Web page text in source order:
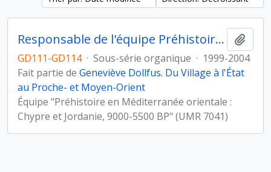
Responsable de l'équipe Préhistoire en Méditerranée orientale (UMR 7041, Archéologies et Sciences de l'Antiquité)
GD111-GD114 · Sous-série organique · 1999-2004
Fait partie de Geneviève Dollfus. Du Village à l'État
au Proche- et Moyen-Orient
Équipe "Préhistoire en Méditerranée orientale :
Chypre et Jordanie, 9000-5500 BP" (UMR 7041)